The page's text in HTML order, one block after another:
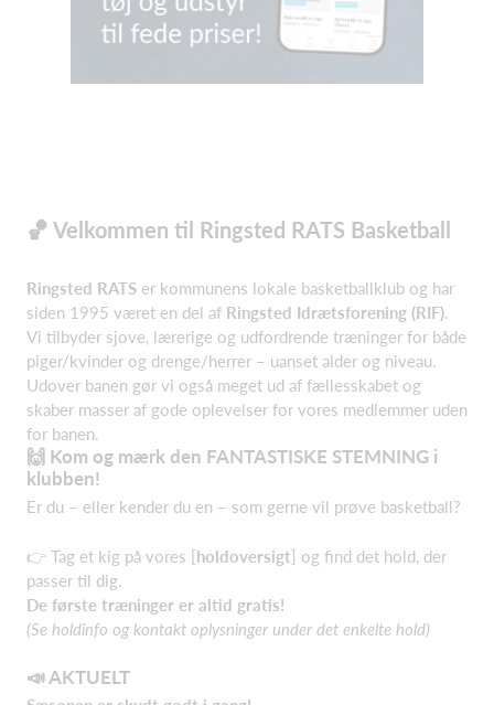
🏀 Velkommen til Ringsted RATS Basketball
Ringsted RATS er kommunens lokale basketballklub og har
siden 1995 været en del af Ringsted Idrætsforening (RIF).
Vi tilbyder sjove, lærerige og udfordrende træninger for både
piger/kvinder og drenge/herrer – uanset alder og niveau.
Udover banen gør vi også meget ud af fællesskabet og
skaber masser af gode oplevelser for vores medlemmer uden
for banen.
🙌 Kom og mærk den FANTASTISKE STEMNING i
klubben!
Er du – eller kender du en – som gerne vil prøve basketball?
👉 Tag et kig på vores [holdoversigt] og find det hold, der
passer til dig.
De første træninger er altid gratis!
(Se holdinfo og kontakt oplysninger under det enkelte hold)
📣 AKTUELT